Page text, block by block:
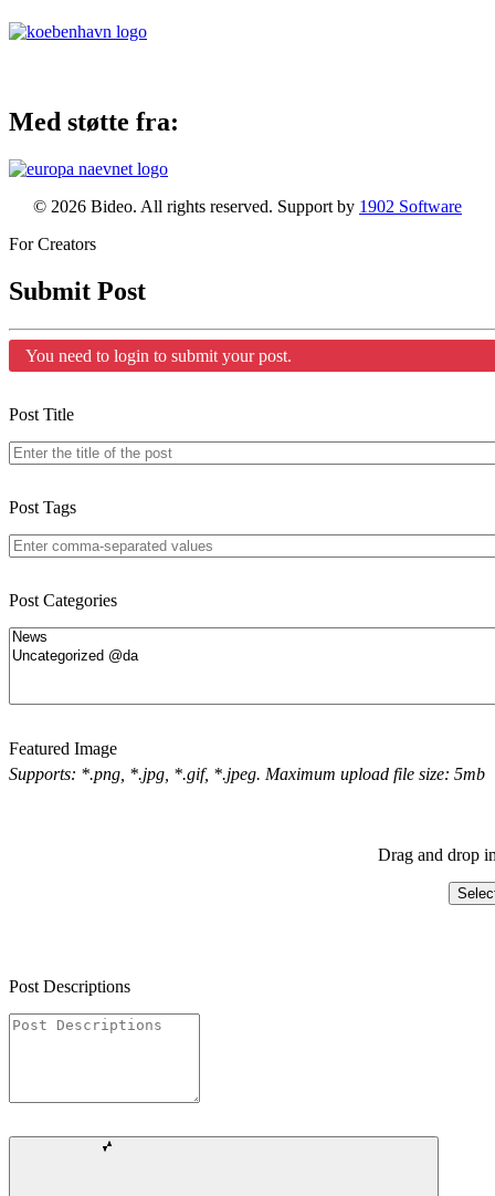
Med støtte fra:
© 2026 Bideo. All rights reserved. Support by 1902 Software
For Creators
Submit Post
You need to login to submit your post.
Post Title
Post Tags
Post Categories
Featured Image
Supports: *.png, *.jpg, *.gif, *.jpeg. Maximum upload file size: 5mb
Drag and drop
Post Descriptions